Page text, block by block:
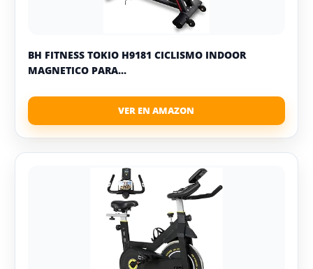
BH FITNESS TOKIO H9181 CICLISMO INDOOR
MAGNETICO PARA...